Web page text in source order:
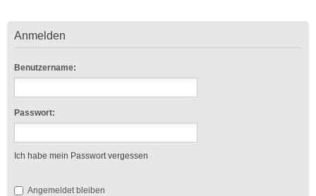
Anmelden
Benutzername:
Passwort:
Ich habe mein Passwort vergessen
Angemeldet bleiben